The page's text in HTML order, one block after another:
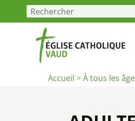
Accueil >À tous les